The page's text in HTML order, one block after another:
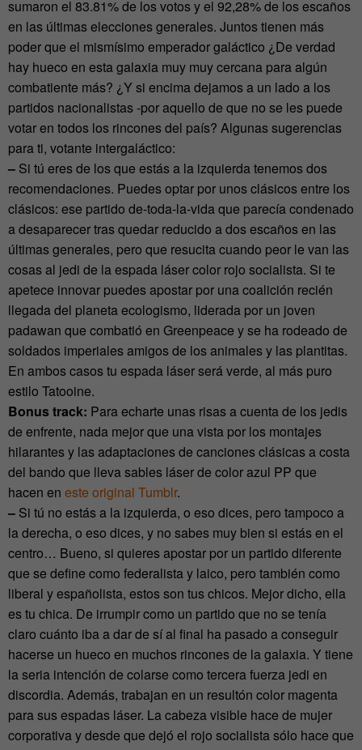
sumaron el 83.81% de los votos y el 92,28% de los escaños
en las últimas elecciones generales. Juntos tienen más
poder que el mismísimo emperador galáctico ¿De verdad
hay hueco en esta galaxia muy muy cercana para algún
combatiente más? ¿Y si encima dejamos a un lado a los
partidos nacionalistas -por aquello de que no se les puede
votar en todos los rincones del país? Algunas sugerencias
para ti, votante intergaláctico:
– Si tú eres de los que estás a la izquierda tenemos dos
recomendaciones. Puedes optar por unos clásicos entre los
clásicos: ese partido de-toda-la-vida que parecía condenado
a desaparecer tras quedar reducido a dos escaños en las
últimas generales, pero que resucita cuando peor le van las
cosas al jedi de la espada láser color rojo socialista. Si te
apetece innovar puedes apostar por una coalición recién
llegada del planeta ecologismo, liderada por un joven
padawan que combatió en Greenpeace y se ha rodeado de
soldados imperiales amigos de los animales y las plantitas.
En ambos casos tu espada láser será verde, al más puro
estilo Tatooine.
Bonus track: Para echarte unas risas a cuenta de los jedis
de enfrente, nada mejor que una vista por los montajes
hilarantes y las adaptaciones de canciones clásicas a costa
del bando que lleva sables láser de color azul PP que
hacen en este original Tumblr.
– Si tú no estás a la izquierda, o eso dices, pero tampoco a
la derecha, o eso dices, y no sabes muy bien si estás en el
centro… Bueno, si quieres apostar por un partido diferente
que se define como federalista y laico, pero también como
liberal y españolista, estos son tus chicos. Mejor dicho, ella
es tu chica. De irrumpir como un partido que no se tenía
claro cuánto iba a dar de sí al final ha pasado a conseguir
hacerse un hueco en muchos rincones de la galaxia. Y tiene
la seria intención de colarse como tercera fuerza jedi en
discordia. Además, trabajan en un resultón color magenta
para sus espadas láser. La cabeza visible hace de mujer
corporativa y desde que dejó el rojo socialista sólo hace que